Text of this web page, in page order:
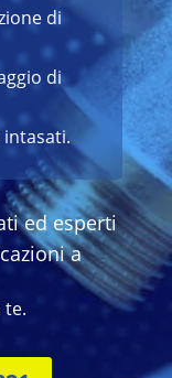
di
di
ed esperti
a
te.